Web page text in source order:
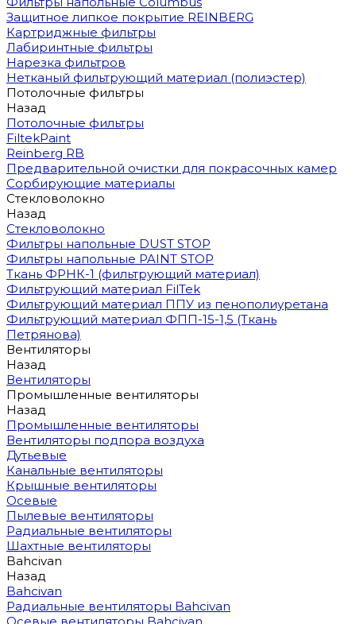
Защитное липкое покрытие REINBERG
Картриджные фильтры
Лабиринтные фильтры
Нарезка фильтров
Нетканый фильтрующий материал (полиэстер)
Потолочные фильтры
Назад
Потолочные фильтры
FiltekPaint
Reinberg RB
Предварительной очистки для покрасочных камер
Сорбирующие материалы
Стекловолокно
Назад
Стекловолокно
Фильтры напольные DUST STOP
Фильтры напольные PAINT STOP
Ткань ФРНК-1 (фильтрующий материал)
Фильтрующий материал FilTek
Фильтрующий материал ППУ из пенополиуретана
Фильтрующий материал ФПП-15-1,5 (Ткань
Петрянова)
Вентиляторы
Назад
Вентиляторы
Промышленные вентиляторы
Назад
Промышленные вентиляторы
Вентиляторы подпора воздуха
Дутьевые
Канальные вентиляторы
Крышные вентиляторы
Осевые
Пылевые вентиляторы
Радиальные вентиляторы
Шахтные вентиляторы
Bahcivan
Назад
Bahcivan
Радиальные вентиляторы Bahcivan